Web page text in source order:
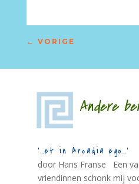
← VORIGE
Andere
‘…et in Arcadia ego…’
door Hans Franse Een
vriendinnen schonk mij